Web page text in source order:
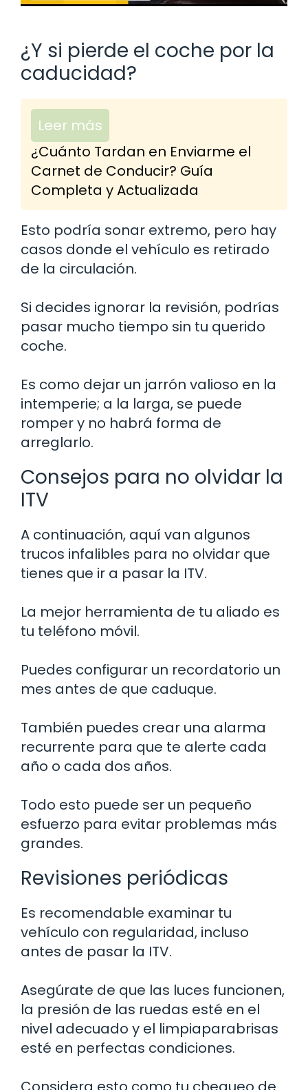
¿Y si pierde el coche por la
caducidad?
Leer más
¿Cuánto Tardan en Enviarme el
Carnet de Conducir? Guía
Completa y Actualizada
Esto podría sonar extremo, pero hay
casos donde el vehículo es retirado
de la circulación.
Si decides ignorar la revisión, podrías
pasar mucho tiempo sin tu querido
coche.
Es como dejar un jarrón valioso en la
intemperie; a la larga, se puede
romper y no habrá forma de
arreglarlo.
Consejos para no olvidar la
ITV
A continuación, aquí van algunos
trucos infalibles para no olvidar que
tienes que ir a pasar la ITV.
La mejor herramienta de tu aliado es
tu teléfono móvil.
Puedes configurar un recordatorio un
mes antes de que caduque.
También puedes crear una alarma
recurrente para que te alerte cada
año o cada dos años.
Todo esto puede ser un pequeño
esfuerzo para evitar problemas más
grandes.
Revisiones periódicas
Es recomendable examinar tu
vehículo con regularidad, incluso
antes de pasar la ITV.
Asegúrate de que las luces funcionen,
la presión de las ruedas esté en el
nivel adecuado y el limpiaparabrisas
esté en perfectas condiciones.